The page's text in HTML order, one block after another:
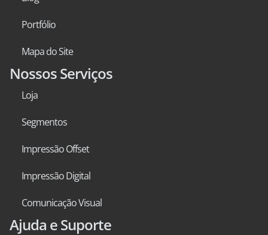
Portfólio
Mapa do Site
Nossos Serviços
Loja
Segmentos
Impressão Offset
Impressão Digital
Comunicação Visual
Ajuda e Suporte